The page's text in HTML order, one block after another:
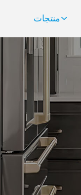
منتجات